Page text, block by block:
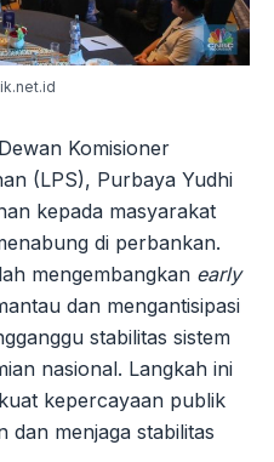
Komisioner
(LPS), Purbaya Yudhi
kepada masyarakat
di perbankan.
mengembangkan early
dan mengantisipasi
stabilitas sistem
nasional. Langkah ini
kepercayaan publik
menjaga stabilitas